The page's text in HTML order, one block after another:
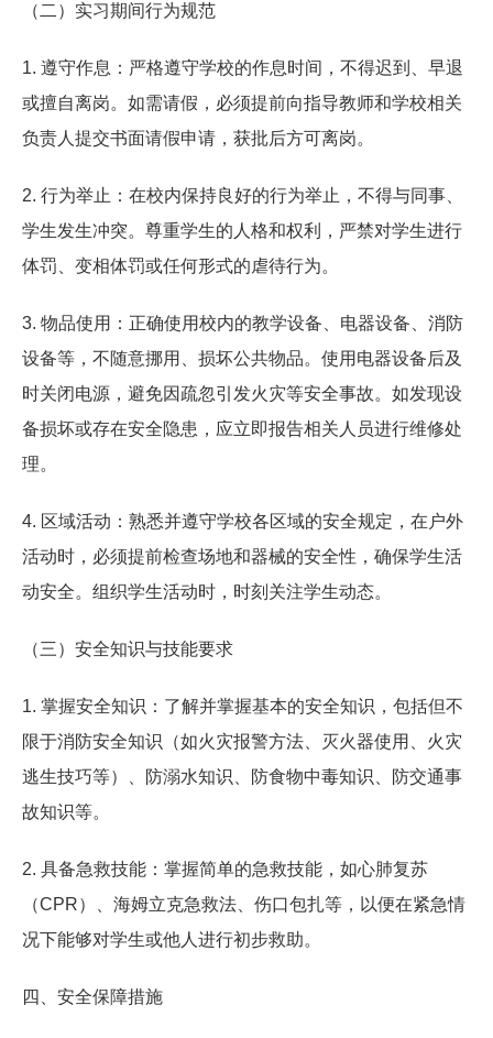
（二）实习期间行为规范
1. 遵守作息：严格遵守学校的作息时间，不得迟到、早退
或擅自离岗。如需请假，必须提前向指导教师和学校相关
负责人提交书面请假申请，获批后方可离岗。
2. 行为举止：在校内保持良好的行为举止，不得与同事、
学生发生冲突。尊重学生的人格和权利，严禁对学生进行
体罚、变相体罚或任何形式的虐待行为。
3. 物品使用：正确使用校内的教学设备、电器设备、消防
设备等，不随意挪用、损坏公共物品。使用电器设备后及
时关闭电源，避免因疏忽引发火灾等安全事故。如发现设
备损坏或存在安全隐患，应立即报告相关人员进行维修处
理。
4. 区域活动：熟悉并遵守学校各区域的安全规定，在户外
活动时，必须提前检查场地和器械的安全性，确保学生活
动安全。组织学生活动时，时刻关注学生动态。
（三）安全知识与技能要求
1. 掌握安全知识：了解并掌握基本的安全知识，包括但不
限于消防安全知识（如火灾报警方法、灭火器使用、火灾
逃生技巧等）、防溺水知识、防食物中毒知识、防交通事
故知识等。
2. 具备急救技能：掌握简单的急救技能，如心肺复苏
（CPR）、海姆立克急救法、伤口包扎等，以便在紧急情
况下能够对学生或他人进行初步救助。
四、安全保障措施